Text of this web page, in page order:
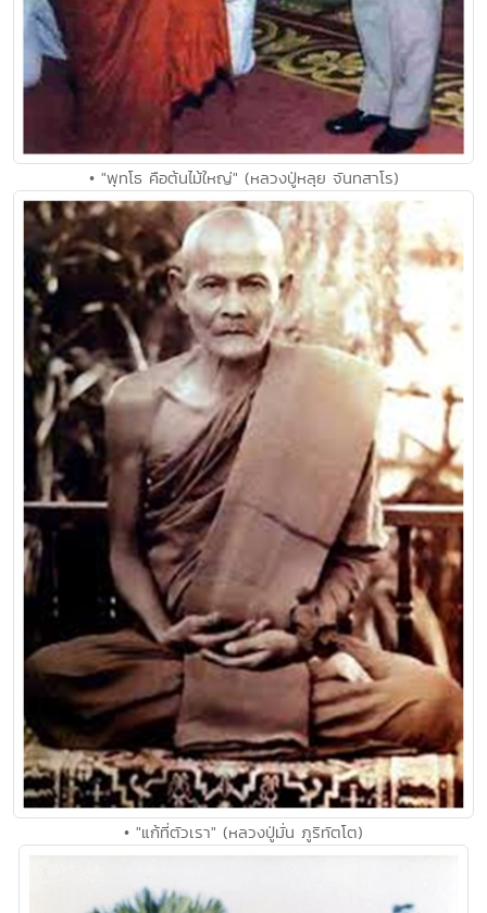
• "พุทโธ คือต้นไม้ใหญ่" (หลวงปู่หลุย จันทสาโร)
• "แก้ที่ตัวเรา" (หลวงปู่มั่น ภูริทัตโต)